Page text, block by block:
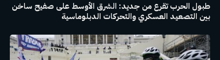
طبول الحرب تقرع من جديد: الشرق الأوسط على صفيح ساخن
بين التصعيد العسكري والتحركات الدبلوماسية